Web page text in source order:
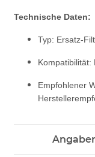
Technische Daten:
Typ: Ersatz-
Kompatibilität:
Empfohlener